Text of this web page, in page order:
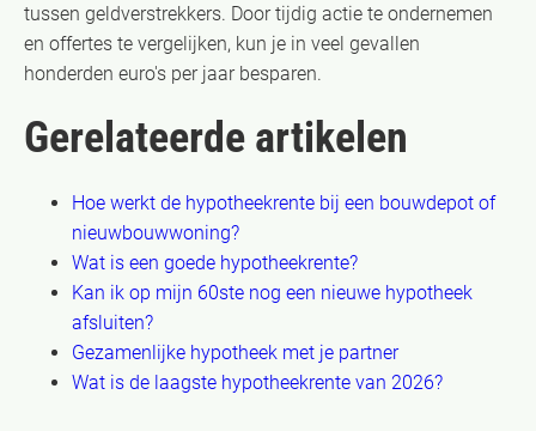
tussen geldverstrekkers. Door tijdig actie te ondernemen
en offertes te vergelijken, kun je in veel gevallen
honderden euro's per jaar besparen.
Gerelateerde artikelen
Hoe werkt de hypotheekrente bij een bouwdepot of
nieuwbouwwoning?
Wat is een goede hypotheekrente?
Kan ik op mijn 60ste nog een nieuwe hypotheek
afsluiten?
Gezamenlijke hypotheek met je partner
Wat is de laagste hypotheekrente van 2026?